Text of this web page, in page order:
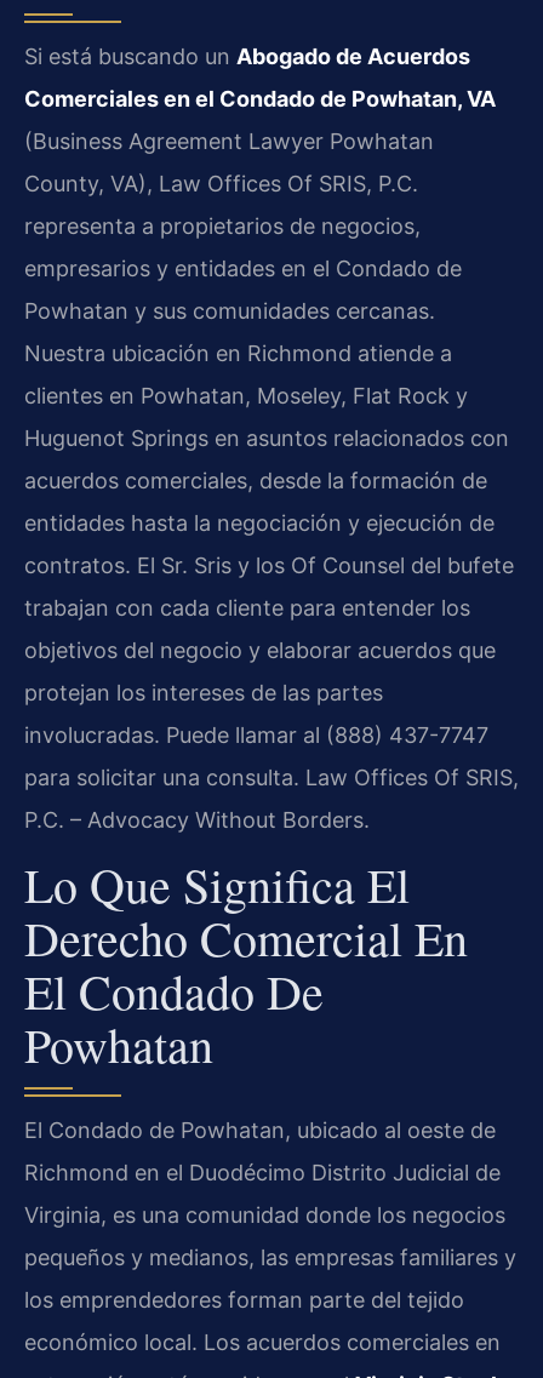
Si está buscando un Abogado de Acuerdos
Comerciales en el Condado de Powhatan, VA
(Business Agreement Lawyer Powhatan
County, VA), Law Offices Of SRIS, P.C.
representa a propietarios de negocios,
empresarios y entidades en el Condado de
Powhatan y sus comunidades cercanas.
Nuestra ubicación en Richmond atiende a
clientes en Powhatan, Moseley, Flat Rock y
Huguenot Springs en asuntos relacionados con
acuerdos comerciales, desde la formación de
entidades hasta la negociación y ejecución de
contratos. El Sr. Sris y los Of Counsel del bufete
trabajan con cada cliente para entender los
objetivos del negocio y elaborar acuerdos que
protejan los intereses de las partes
involucradas. Puede llamar al (888) 437-7747
para solicitar una consulta. Law Offices Of SRIS,
P.C. – Advocacy Without Borders.
Lo Que Significa El
Derecho Comercial En
El Condado De
Powhatan
El Condado de Powhatan, ubicado al oeste de
Richmond en el Duodécimo Distrito Judicial de
Virginia, es una comunidad donde los negocios
pequeños y medianos, las empresas familiares y
los emprendedores forman parte del tejido
económico local. Los acuerdos comerciales en